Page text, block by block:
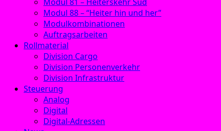
Modul 88 – “Heiter hin und her”
Modulkombinationen
Auftragsarbeiten
Rollmaterial
Division Cargo
Division Personenverkehr
Division Infrastruktur
Steuerung
Analog
Digital
Digital-Adressen